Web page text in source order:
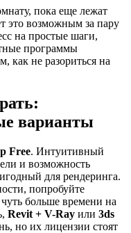
пока еще лежат
это возможным за пару
на простые шаги,
программы
как не разориться на
варианты
Free. Интуитивный
и возможность
для рендеринга.
попробуйте
больше времени на
Revit + V-Ray или 3ds
но их лицензии стоят